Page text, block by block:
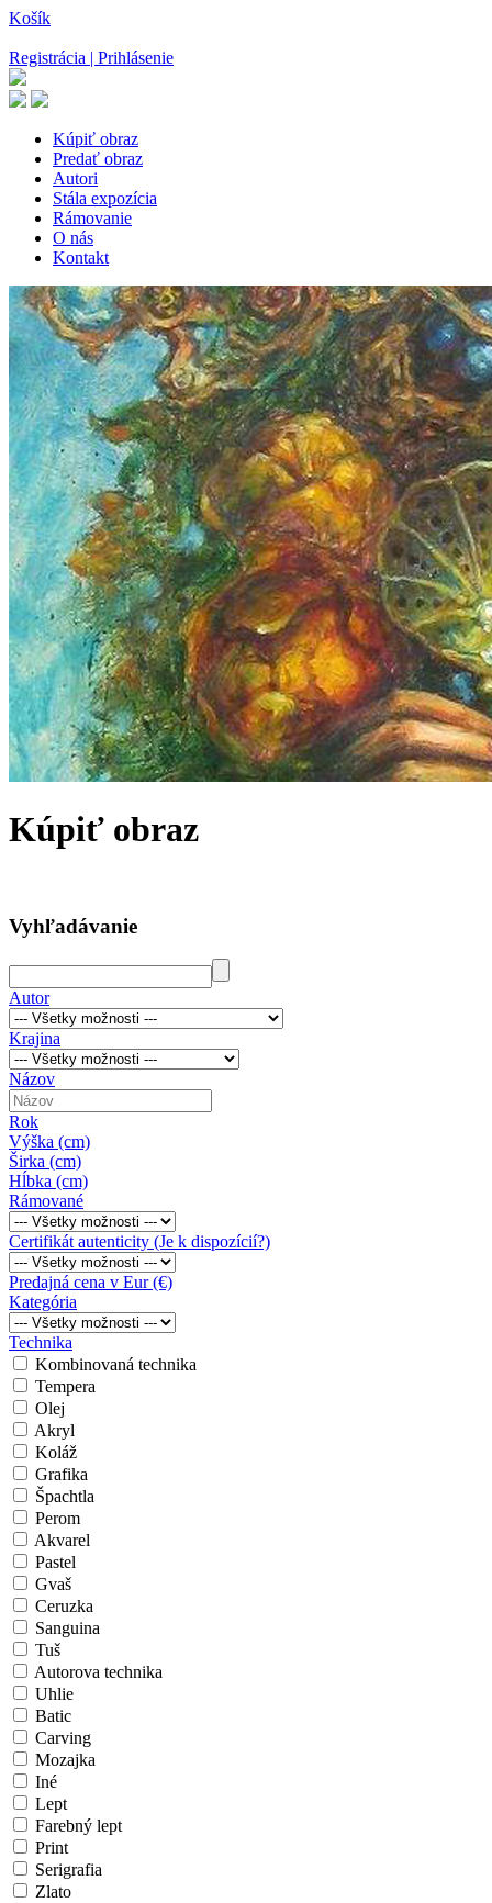
Košík
Registrácia | Prihlásenie
Kúpiť obraz
Predať obraz
Autori
Stála expozícia
Rámovanie
O nás
Kontakt
Kúpiť obraz
Vyhľadávanie
Autor
Krajina
Názov
Rok
Výška (cm)
Širka (cm)
Hĺbka (cm)
Rámované
Certifikát autenticity (Je k dispozícií?)
Predajná cena v Eur (€)
Kategória
Technika
Kombinovaná technika
Tempera
Olej
Akryl
Koláž
Grafika
Špachtla
Perom
Akvarel
Pastel
Gvaš
Ceruzka
Sanguina
Tuš
Autorova technika
Uhlie
Batic
Carving
Mozajka
Iné
Lept
Farebný lept
Print
Serigrafia
Zlato